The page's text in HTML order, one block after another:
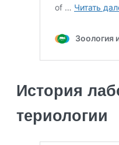
История
териологии